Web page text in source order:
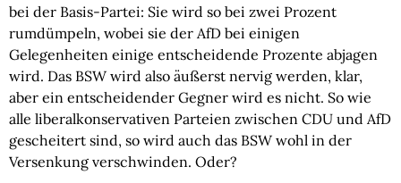
bei der Basis-Partei: Sie wird so bei zwei Prozent
rumdümpeln, wobei sie der AfD bei einigen
Gelegenheiten einige entscheidende Prozente abjagen
wird. Das BSW wird also äußerst nervig werden, klar,
aber ein entscheidender Gegner wird es nicht. So wie
alle liberalkonservativen Parteien zwischen CDU und AfD
gescheitert sind, so wird auch das BSW wohl in der
Versenkung verschwinden. Oder?